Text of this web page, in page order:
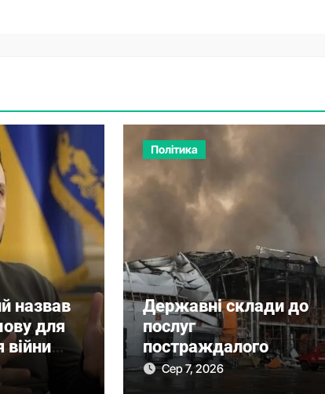
назвав
для
війни
Політика
Державні склади до
послуг
постраждалого
бізнесу. Фонд
Сер 7, 2026